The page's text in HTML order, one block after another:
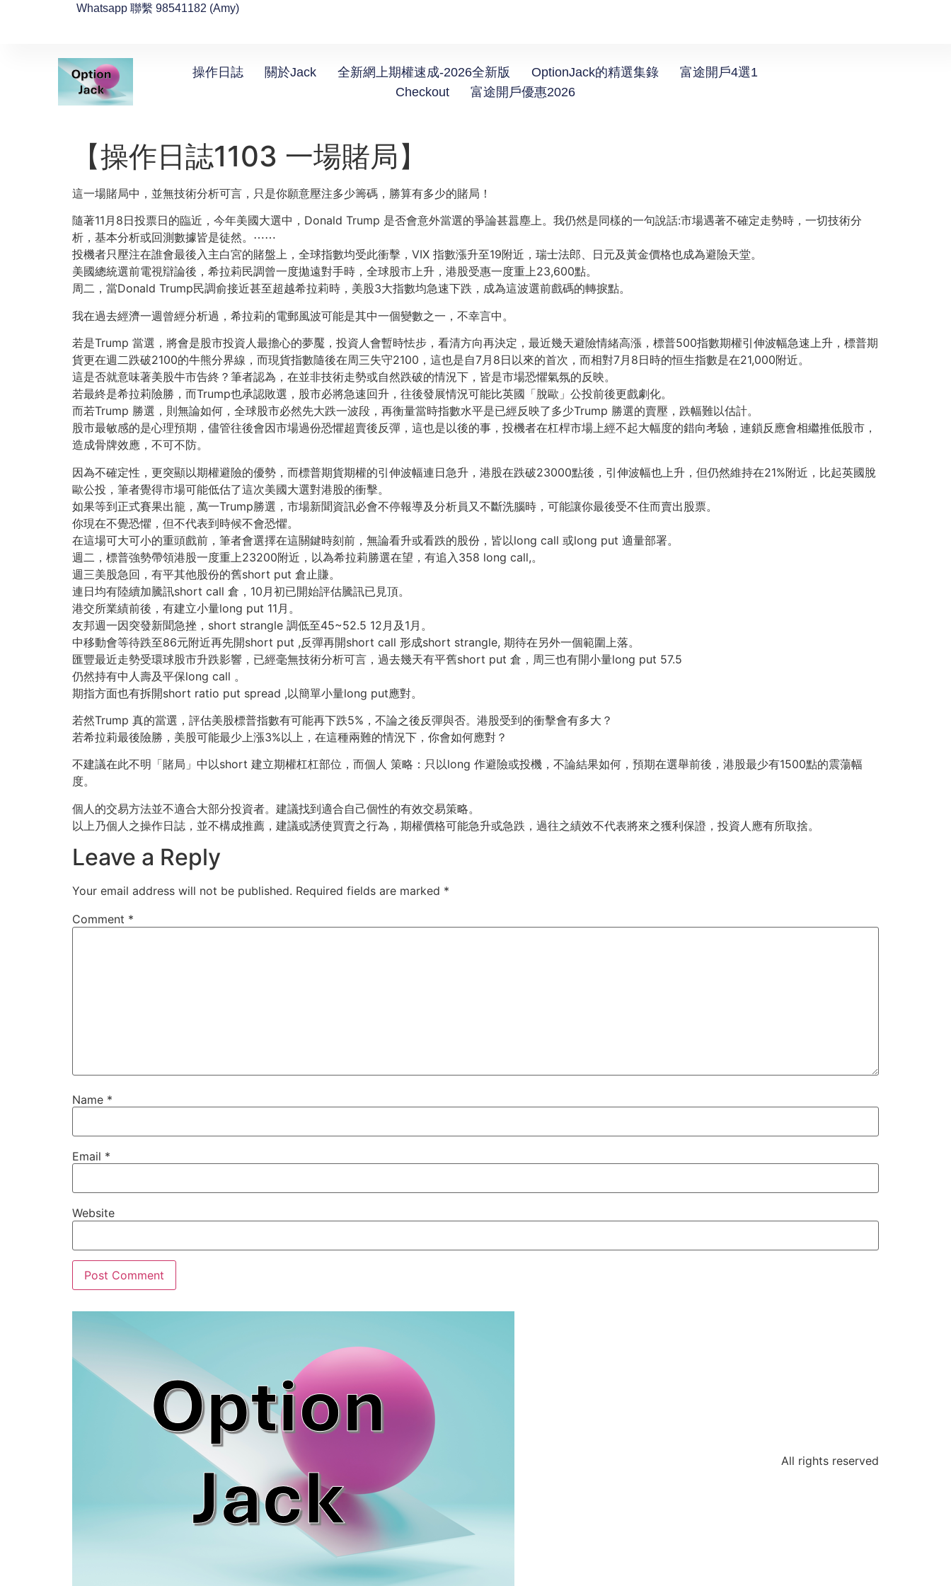
Whatsapp 聯繫 98541182 (Amy)
操作日誌 關於Jack 全新網上期權速成-2026全新版 OptionJack的精選集錄
富途開戶4選1
Checkout
富途開戶優惠2026
【操作日誌1103 一場賭局】
這一場賭局中，並無技術分析可言，只是你願意壓注多少籌碼，勝算有多少的賭局！
隨著11月8日投票日的臨近，今年美國大選中，Donald Trump 是否會意外當選的爭論甚囂塵上。我仍然是同樣的一句說話:市場遇著不確定走勢時，一切技術分
析，基本分析或回測數據皆是徒然。 ⋯⋯
投機者只壓注在誰會最後入主白宮的賭盤上，全球指數均受此衝擊，VIX 指數漲升至19附近，瑞士法郎、日元及黃金價格也成為避險天堂。
美國總統選前電視辯論後，希拉莉民調曾一度拋遠對手時，全球股市上升，港股受惠一度重上23,600點。
周二，當Donald Trump民調俞接近甚至超越希拉莉時，美股3大指數均急速下跌，成為這波選前戲碼的轉捩點。
我在過去經濟一週曾經分析過，希拉莉的電郵風波可能是其中一個變數之一，不幸言中。
若是Trump 當選，將會是股市投資人最擔心的夢魘，投資人會暫時怯步，看清方向再決定，最近幾天避險情緒高漲，標普500指數期權引伸波幅急速上升，標普期
貨更在週二跌破2100的牛熊分界線，而現貨指數隨後在周三失守2100，這也是自7月8日以來的首次，而相對7月8日時的恒生指數是在21,000附近。
這是否就意味著美股牛市告終？筆者認為，在並非技術走勢或自然跌破的情況下，皆是市場恐懼氣氛的反映。
若最終是希拉莉險勝，而Trump也承認敗選，股市必將急速回升，往後發展情況可能比英國「脫歐」公投前後更戲劇化。
而若Trump 勝選，則無論如何，全球股市必然先大跌一波段，再衡量當時指數水平是已經反映了多少Trump 勝選的賣壓，跌幅難以估計。
股市最敏感的是心理預期，儘管往後會因市場過份恐懼超賣後反彈，這也是以後的事，投機者在杠桿市場上經不起大幅度的錯向考驗，連鎖反應會相繼推低股市，
造成骨牌效應，不可不防。
因為不確定性，更突顯以期權避險的優勢，而標普期貨期權的引伸波幅連日急升，港股在跌破23000點後，引伸波幅也上升，但仍然維持在21%附近，比起英國脫
歐公投，筆者覺得市場可能低估了這次美國大選對港股的衝擊。
如果等到正式賽果出籠，萬一Trump勝選，市場新聞資訊必會不停報導及分析員又不斷洗腦時，可能讓你最後受不住而賣出股票。
你現在不覺恐懼，但不代表到時候不會恐懼。
在這場可大可小的重頭戲前，筆者會選擇在這關鍵時刻前，無論看升或看跌的股份，皆以long call 或long put 適量部署。
週二，標普強勢帶領港股一度重上23200附近，以為希拉莉勝選在望，有追入358 long call,。
週三美股急回，有平其他股份的舊short put 倉止賺。
連日均有陸續加騰訊short call 倉，10月初已開始評估騰訊已見頂。
港交所業績前後，有建立小量long put 11月。
友邦週一因突發新聞急挫，short strangle 調低至45~52.5 12月及1月。
中移動會等待跌至86元附近再先開short put ,反彈再開short call 形成short strangle, 期待在另外一個範圍上落。
匯豐最近走勢受環球股市升跌影響，已經毫無技術分析可言，過去幾天有平舊short put 倉，周三也有開小量long put 57.5
仍然持有中人壽及平保long call 。
期指方面也有拆開short ratio put spread ,以簡單小量long put應對。
若然Trump 真的當選，評估美股標普指數有可能再下跌5%，不論之後反彈與否。港股受到的衝擊會有多大？
若希拉莉最後險勝，美股可能最少上漲3%以上，在這種兩難的情況下，你會如何應對？
不建議在此不明「賭局」中以short 建立期權杠杠部位，而個人 策略：只以long 作避險或投機，不論結果如何，預期在選舉前後，港股最少有1500點的震蕩幅
度。
個人的交易方法並不適合大部分投資者。建議找到適合自己個性的有效交易策略。
以上乃個人之操作日誌，並不構成推薦，建議或誘使買賣之行為，期權價格可能急升或急跌，過往之績效不代表將來之獲利保證，投資人應有所取捨。
Leave a Reply
Your email address will not be published. Required fields are marked *
Comment *
Name *
Email *
Website
All rights reserved